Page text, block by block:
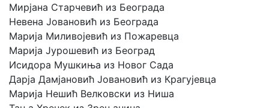
Мирјана Старчевић из Београда
Невена Јовановић из Београда
Марија Миливојевић из Пожаревца
Марија Јурошевић из Београд
Исидора Мушкиња из Новог Сада
Дарја Дамјановић Јовановић из Крагујевца
Марија Нешић Велковски из Ниша